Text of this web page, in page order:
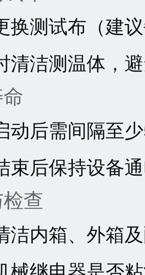
换测试布（建
清洁测温体，
动后需间隔至
束后保持设备
查
洁内箱、外箱